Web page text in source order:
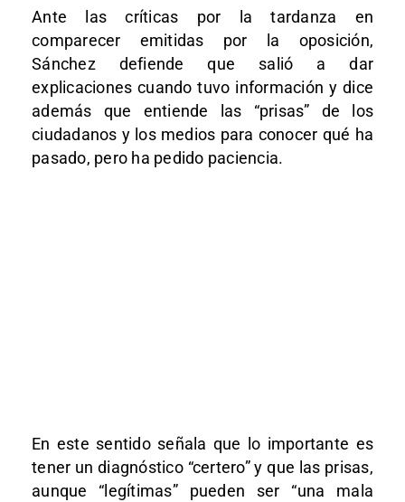
Ante las críticas por la tardanza en
comparecer emitidas por la oposición,
Sánchez defiende que salió a dar
explicaciones cuando tuvo información y dice
además que entiende las “prisas” de los
ciudadanos y los medios para conocer qué ha
pasado, pero ha pedido paciencia.
En este sentido señala que lo importante es
tener un diagnóstico “certero” y que las prisas,
aunque “legítimas” pueden ser “una mala